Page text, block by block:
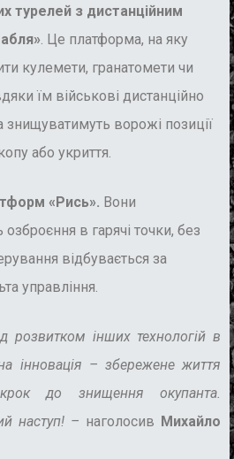
турелей з дистанційним
. Це платформа, на яку
кулемети, гранатомети чи
їм військові дистанційно
знищуватимуть ворожі позиції
або укриття.
«Рись». Вони
в гарячі точки, без
відбувається за
управління.
розвитком інших технологій в
інновація – збережене життя
до знищення окупанта.
наступ! – наголосив Михайло